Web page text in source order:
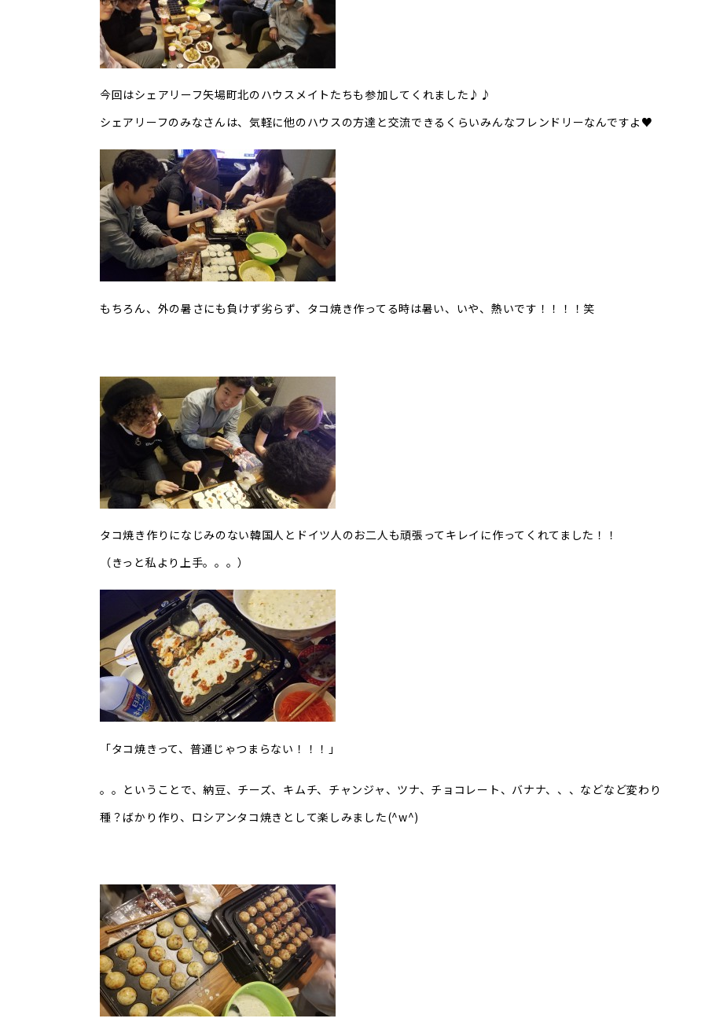
今回はシェアリーフ矢場町北のハウスメイトたちも参加してくれました♪♪
シェアリーフのみなさんは、気軽に他のハウスの方達と交流できるくらいみんなフレンドリーなんですよ♥
もちろん、外の暑さにも負けず劣らず、タコ焼き作ってる時は暑い、いや、熱いです！！！！笑
タコ焼き作りになじみのない韓国人とドイツ人のお二人も頑張ってキレイに作ってくれてました！！
（きっと私より上手。。。）
「タコ焼きって、普通じゃつまらない！！！」
。。ということで、納豆、チーズ、キムチ、チャンジャ、ツナ、チョコレート、バナナ、、、などなど変わり
種？ばかり作り、ロシアンタコ焼きとして楽しみました(^w^)